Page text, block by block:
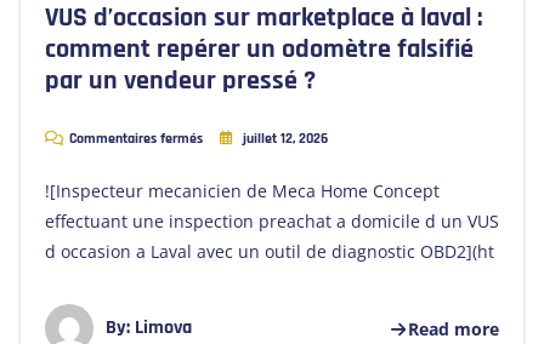
VUS d’occasion sur marketplace à laval :
comment repérer un odomètre falsifié
par un vendeur pressé ?
Commentaires fermés juillet 12, 2026
![Inspecteur mecanicien de Meca Home Concept
effectuant une inspection preachat a domicile d un VUS
d occasion a Laval avec un outil de diagnostic OBD2](ht
By: Limova Read more